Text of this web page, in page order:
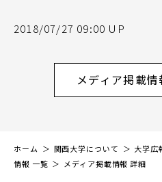
2018/07/27 09:00 UP
メディア掲載
ホーム 関西大学について 大学広
情報 一覧
メディア掲載情報 詳細